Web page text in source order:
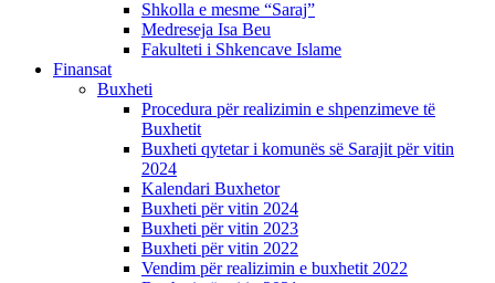
Shkolla e mesme “Saraj”
Medreseja Isa Beu
Fakulteti i Shkencave Islame
Finansat
Buxheti
Procedura për realizimin e shpenzimeve të
Buxhetit
Buxheti qytetar i komunës së Sarajit për vitin
2024
Kalendari Buxhetor
Buxheti për vitin 2024
Buxheti për vitin 2023
Buxheti për vitin 2022
Vendim për realizimin e buxhetit 2022